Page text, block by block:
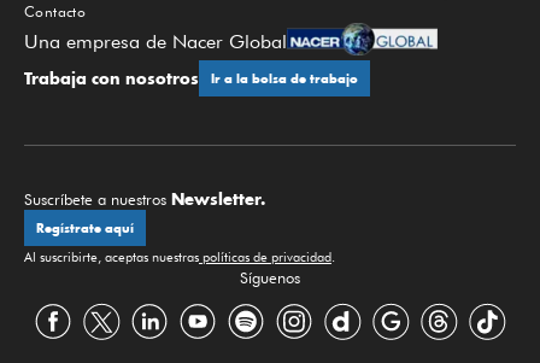
Contacto
Una empresa de Nacer Global
Trabaja con nosotros Ir a la bolsa de trabajo
Suscríbete a nuestros Newsletter.
Regístrate aquí
Al suscribirte, aceptas nuestras políticas de privacidad.
Síguenos